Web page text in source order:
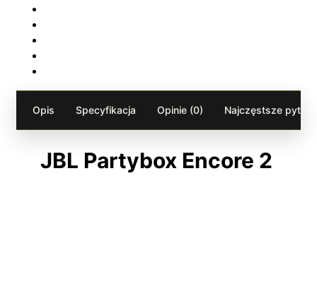
Opis Specyfikacja Opinie (0) Najczęstsze
JBL Partybox Encore 2